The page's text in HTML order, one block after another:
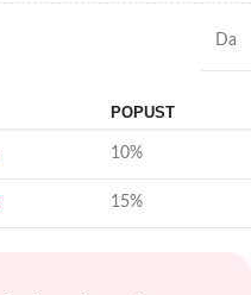
Da
POPUST
10%
15%